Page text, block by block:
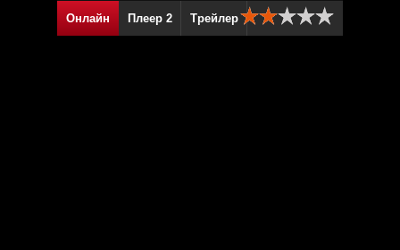
Онлайн Плеер 2 Трейлер